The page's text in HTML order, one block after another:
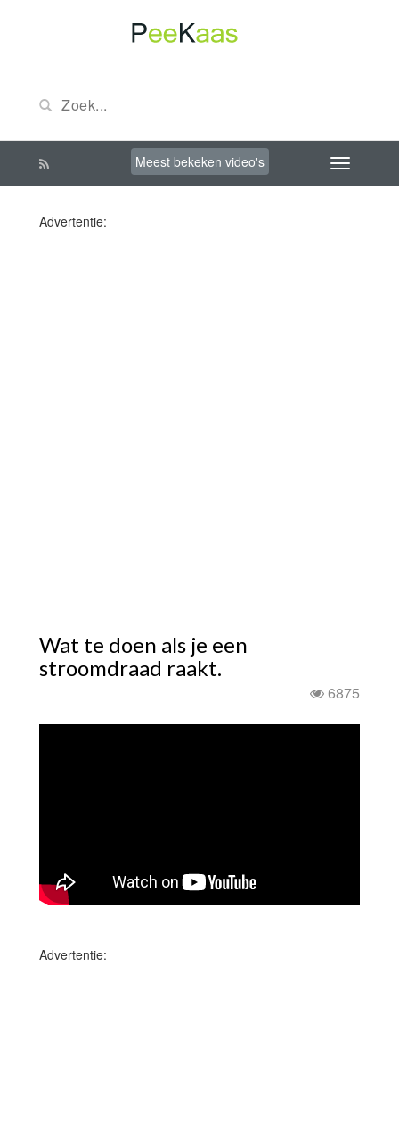
Meest bekeken video's
Advertentie:
Wat te doen als je een
stroomdraad raakt.
6875
Advertentie: